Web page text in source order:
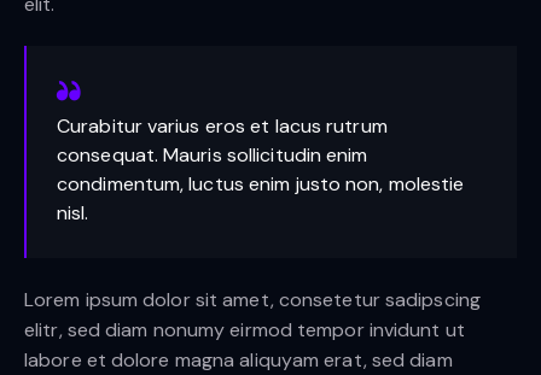
Curabitur varius eros et lacus rutrum
consequat. Mauris sollicitudin enim
condimentum, luctus enim justo non, molestie
nisl.
Lorem ipsum dolor sit amet, consetetur sadipscing
elitr, sed diam nonumy eirmod tempor invidunt ut
labore et dolore magna aliquyam erat, sed diam